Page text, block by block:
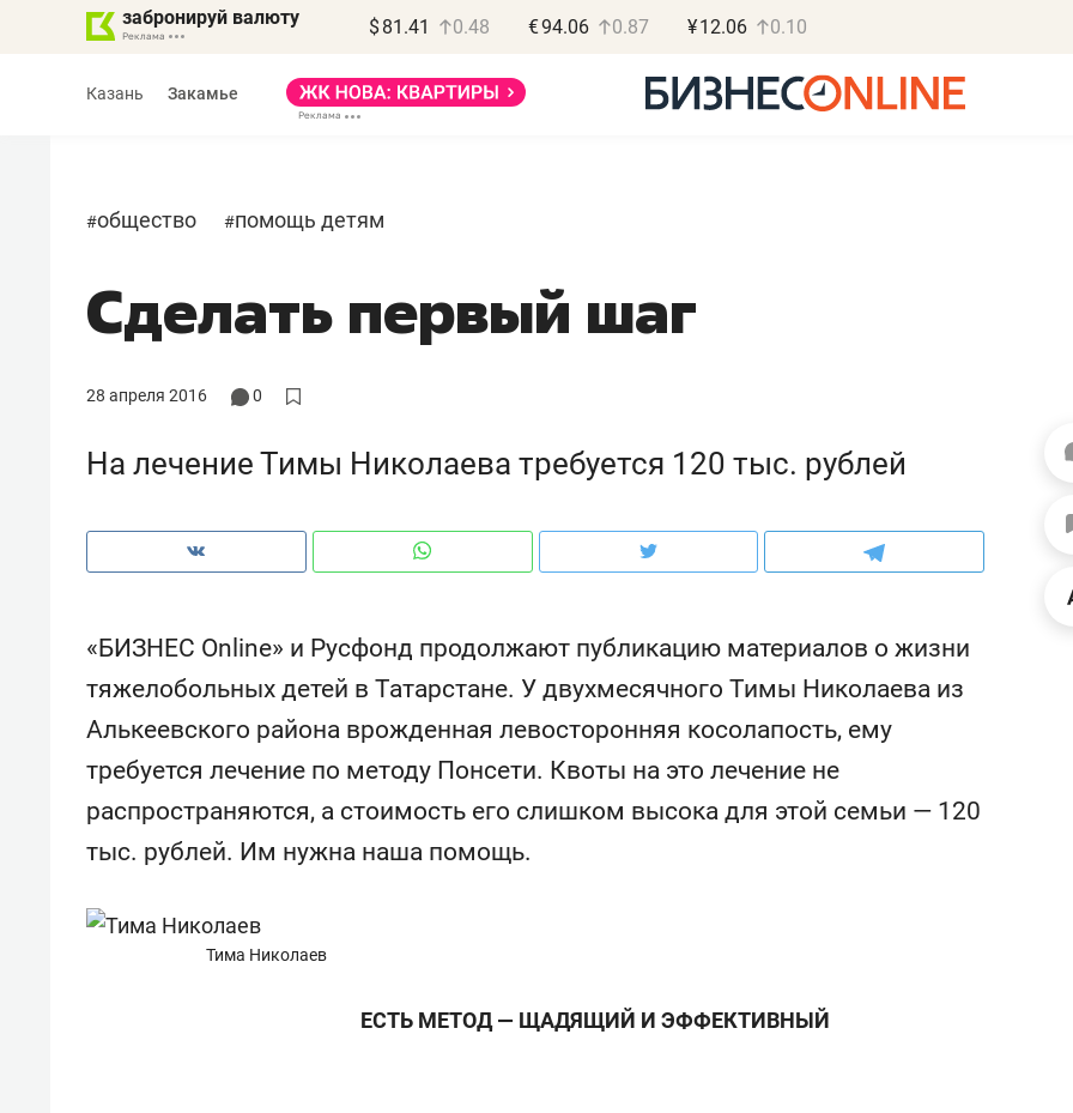
забронируй валюту $ 81.41 0.48 €94.06 0.87 ¥12.06 0.10
Казань Закамье
#общество #помощь детям
Сделать первый шаг
28 апреля 2016 0
На лечение Тимы Николаева требуется 120 тыс. рублей
«БИЗНЕС Online» и Русфонд продолжают публикацию материалов о жизни
тяжелобольных детей в Татарстане. У двухмесячного Тимы Николаева из
Алькеевского района врожденная левосторонняя косолапость, ему
требуется лечение по методу Понсети. Квоты на это лечение не
распространяются, а стоимость его слишком высока для этой семьи — 120
тыс. рублей. Им нужна наша помощь.
Тима Николаев
ЕСТЬ МЕТОД — ЩАДЯЩИЙ И ЭФФЕКТИВНЫЙ
Василь Мазитов
потерять минимум
полгода»
Как бизнесу выйти на зарубежные
рынки, почему надо знать аксакалов и
чем потерять
Владелец отделочной
о трехкратном росте
Дизайнер-прораб Наталья
Наседкина: «Ремонт вместе
Как выжить ребенку без
гаджета и научить его